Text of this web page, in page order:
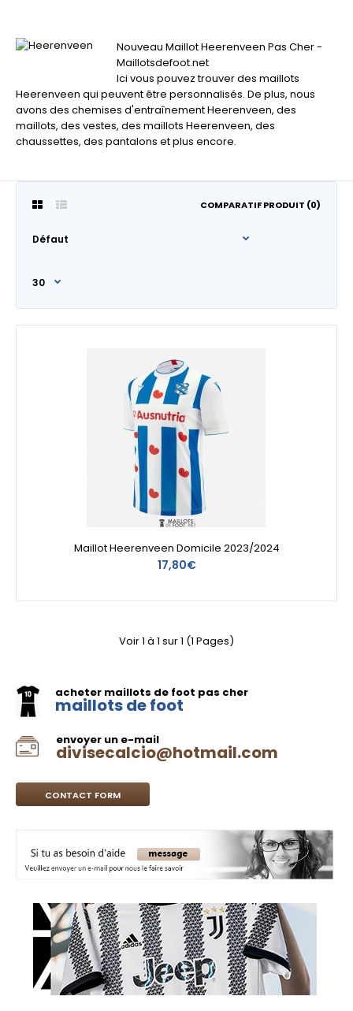
Nouveau Maillot Heerenveen Pas Cher -
Maillotsdefoot.net
Ici vous pouvez trouver des maillots
Heerenveen qui peuvent être personnalisés. De plus, nous
avons des chemises d'entraînement Heerenveen, des
maillots, des vestes, des maillots Heerenveen, des
chaussettes, des pantalons et plus encore.
COMPARATIF PRODUIT (0)
Maillot Heerenveen Domicile 2023/2024
17,80€
Voir 1 à 1 sur 1 (1 Pages)
acheter maillots de foot pas cher
maillots de foot
envoyer un e-mail
divisecalcio@hotmail.com
CONTACT FORM